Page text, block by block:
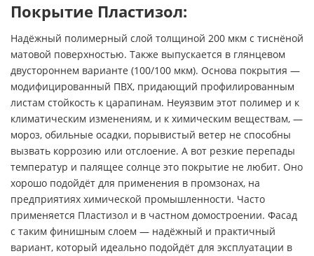
Покрытие Пластизол:
Надёжный полимерный слой толщиной 200 мкм с тиснёной
матовой поверхностью. Также выпускается в глянцевом
двустороннем варианте (100/100 мкм). Основа покрытия —
модифицированный ПВХ, придающий профилированным
листам стойкость к царапинам. Неуязвим этот полимер и к
климатическим изменениям, и к химическим веществам, —
мороз, обильные осадки, порывистый ветер не способны
вызвать коррозию или отслоение. А вот резкие перепады
температур и палящее солнце это покрытие не любит. Оно
хорошо подойдёт для применения в промзонах, на
предприятиях химической промышленности. Часто
применяется Пластизол и в частном домостроении. Фасад
с таким финишным слоем — надёжный и практичный
вариант, который идеально подойдёт для эксплуатации в